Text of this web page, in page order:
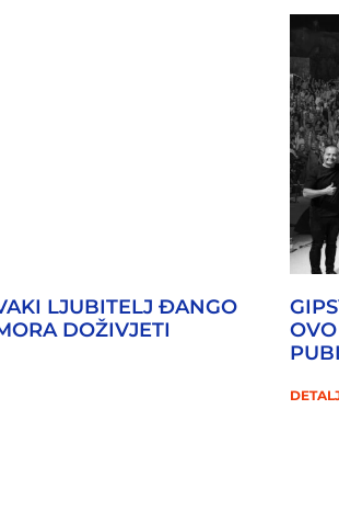
LJUBITELJ ĐANGO
DOŽIVJETI